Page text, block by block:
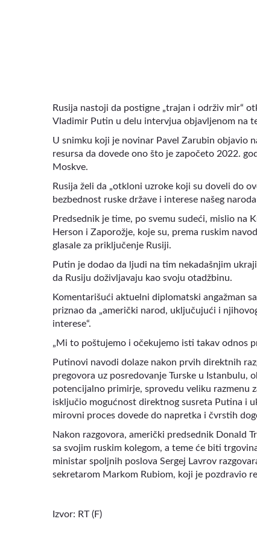
Rusija nastoji da postigne „trajan i održiv mir“
Vladimir Putin u delu intervjua objavljenom na
U snimku koji je novinar Pavel Zarubin objavio
resursa da dovede ono što je započeto 2022.
Moskve.
Rusija želi da „otkloni uzroke koji su doveli do
bezbednost ruske države i interese našeg
Predsednik je time, po svemu sudeći, mislio na
Herson i Zaporožje, koje su, prema ruskim
glasale za priključenje Rusiji.
Putin je dodao da ljudi na tim nekadašnjim
da Rusiju doživljavaju kao svoju otadžbinu.
Komentarišući aktuelni diplomatski angažman
priznao da „američki narod, uključujući i
interese“.
„Mi to poštujemo i očekujemo isti takav odnos
Putinovi navodi dolaze nakon prvih direktnih
pregovora uz posredovanje Turske u Istanbulu,
potencijalno primirje, sprovedu veliku razmenu
isključio mogućnost direktnog susreta Putina i
mirovni proces dovede do napretka i čvrstih
Nakon razgovora, američki predsednik Donald
sa svojim ruskim kolegom, a teme će biti
ministar spoljnih poslova Sergej Lavrov
sekretarom Markom Rubiom, koji je pozdravio
Izvor: RT (F)